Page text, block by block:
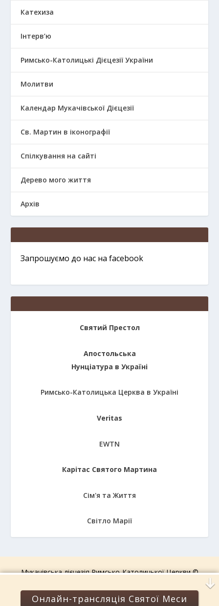
Катехиза
Інтерв’ю
Римсько-Католицькі Дієцезії України
Молитви
Календар Мукачівської Дієцезії
Св. Мартин в іконографії
Спілкування на сайті
Дерево мого життя
Архів
Запрошуємо до нас на facebook
Святий Престол
Апостольська
Нунціатура в Україні
Римсько-Католицька Церква в Україні
Veritas
EWTN
Карітас Святого Мартина
Сім'я та Життя
Світло Марії
Мукачівська дієцезія Римсько-Католицької Церкви ©
Усі права захищені!
Онлайн-трансляція Святої Меси